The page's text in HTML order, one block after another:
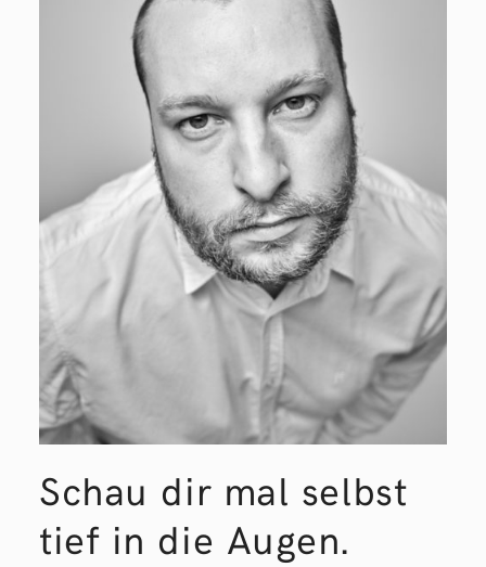
Schau dir mal selbst
tief in die Augen.